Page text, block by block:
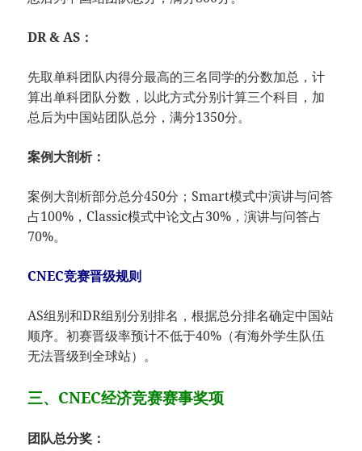
DR & AS：
先取单科团队内得分最高的三名同学的分数加总，计
算出单科团队分数，以此方式分别计算三个科目，加
总后为中国站团队总分，满分1350分。
案例大剖析：
案例大剖析部分总分450分；Smart模式中演讲与问答
占100%，Classic模式中论文占30%，演讲与问答占
70%。
CNEC竞赛晋级规则
AS组别和DR组别分别排名，根据总分排名确定中国站
顺序。初赛晋级率预计不低于40%（有海外学生队伍
无法晋级到全球站）。
三、CNEC经济竞赛赛事奖项
团队总分奖：